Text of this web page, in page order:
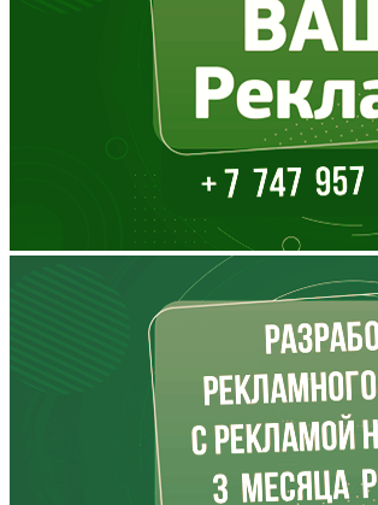
Дагестан
Еврейская АО
Забайкальский край
Запорожская область
Ивановская область
Иркутская область
Кабардино-Балкария
Калининградская область
Калмыкия